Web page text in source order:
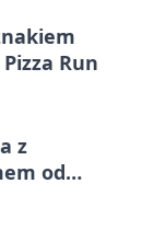
Run
z
od